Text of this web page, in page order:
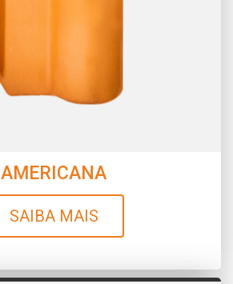
AMERICANA
SAIBA MAIS